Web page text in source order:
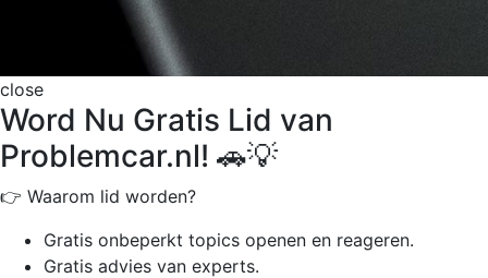
close
Word Nu Gratis Lid van
Problemcar.nl! 🚗💡
👉 Waarom lid worden?
Gratis onbeperkt topics openen en reageren.
Gratis advies van experts.